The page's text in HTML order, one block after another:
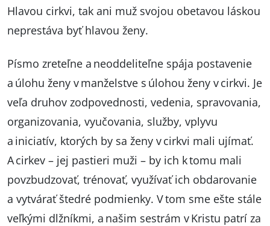
Hlavou cirkvi, tak ani muž svojou obetavou láskou
neprestáva byť hlavou ženy.
Písmo zreteľne a neoddeliteľne spája postavenie
a úlohu ženy v manželstve s úlohou ženy v cirkvi. Je
veľa druhov zodpovednosti, vedenia, spravovania,
organizovania, vyučovania, služby, vplyvu
a iniciatív, ktorých by sa ženy v cirkvi mali ujímať.
A cirkev – jej pastieri muži – by ich k tomu mali
povzbudzovať, trénovať, využívať ich obdarovanie
a vytvárať štedré podmienky. V tom sme ešte stále
veľkými dlžníkmi, a našim sestrám v Kristu patrí za